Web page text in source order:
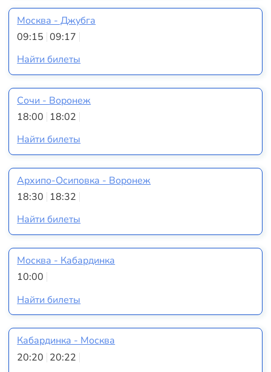
Москва - Джубга
09:15 09:17
Найти билеты
Сочи - Воронеж
18:00 18:02
Найти билеты
Архипо-Осиповка - Воронеж
18:30 18:32
Найти билеты
Москва - Кабардинка
10:00
Найти билеты
Кабардинка - Москва
20:20 20:22